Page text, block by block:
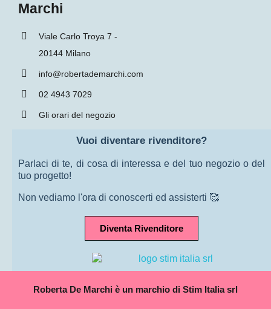
Marchi
Viale Carlo Troya 7 -
20144 Milano
info@robertademarchi.com
02 4943 7029
Gli orari del negozio
Vuoi diventare rivenditore?
Parlaci di te, di cosa di interessa e del tuo negozio o del
tuo progetto!
Non vediamo l'ora di conoscerti ed assisterti 🥰
Diventa Rivenditore
Roberta De Marchi è un marchio di Stim Italia srl